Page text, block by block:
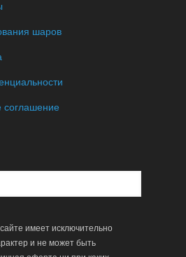
шаров
соглашение
имеет исключительно
и не может быть